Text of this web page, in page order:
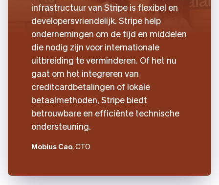
infrastructuur van Stripe is flexibel en
developersvriendelijk. Stripe help
ondernemingen om de tijd en middelen
die nodig zijn voor internationale
uitbreiding te verminderen. Of het nu
gaat om het integreren van
creditcardbetalingen of lokale
betaalmethoden, Stripe biedt
betrouwbare en efficiënte technische
ondersteuning.
Mobius Cao, CTO